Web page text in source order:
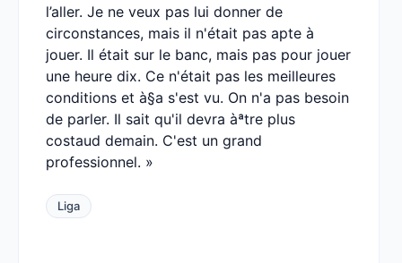
l’aller. Je ne veux pas lui donner de
circonstances, mais il n'était pas apte à
jouer. Il était sur le banc, mais pas pour jouer
une heure dix. Ce n'était pas les meilleures
conditions et à§a s'est vu. On n'a pas besoin
de parler. Il sait qu'il devra àªtre plus
costaud demain. C'est un grand
professionnel. »
Liga